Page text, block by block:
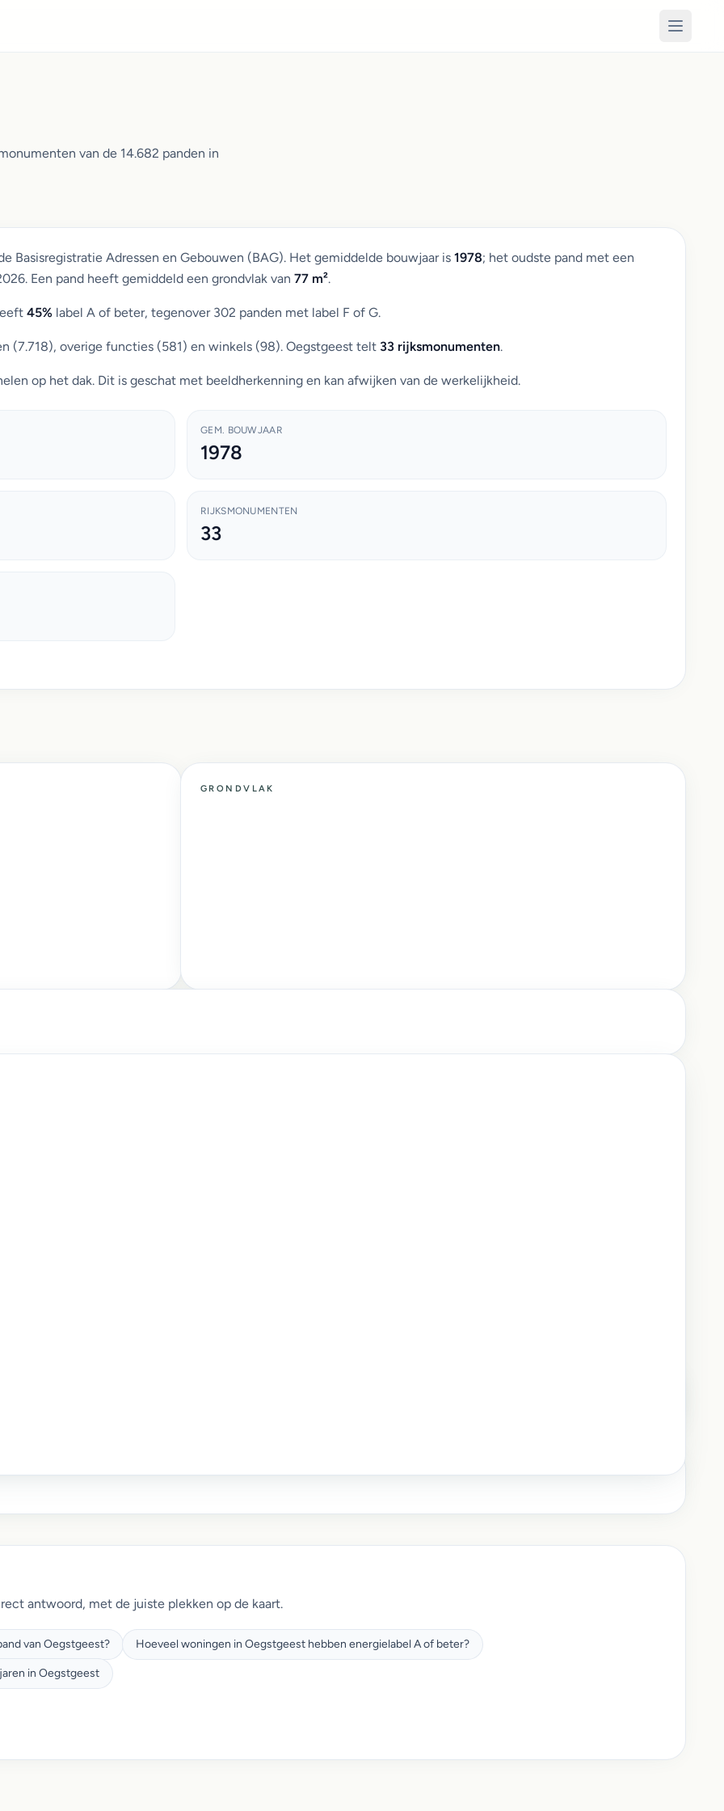
van de 14.682 panden in
Basisregistratie Adressen en Gebouwen (BAG). Het gemiddelde bouwjaar is 1978; het oudste pand met een
Een pand heeft gemiddeld een grondvlak van 77 m².
45% label A of beter, tegenover 302 panden met label F of G.
(7.718), overige functies (581) en winkels (98). Oegstgeest telt 33 rijksmonumenten.
op het dak. Dit is geschat met beeldherkenning en kan afwijken van de werkelijkheid.
GEM. BOUWJAAR
1978
RIJKSMONUMENTEN
33
GRONDVLAK
antwoord, met de juiste plekken op de kaart.
van Oegstgeest? Hoeveel woningen in Oegstgeest hebben energielabel A of beter?
in Oegstgeest